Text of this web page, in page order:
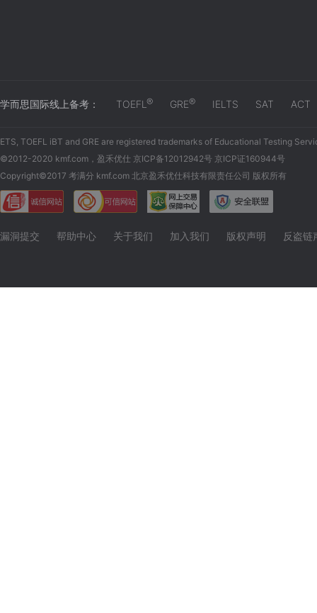
学而思国际线上备考： TOEFL ® GRE® IELTS SAT ACT
ETS, TOEFL iBT and GRE are registered trademarks of Educational Testing
©2012-2020 kmf.com，盈禾优仕 京ICP备12012942号 京ICP证160944号
Copyright©2017 考满分 kmf.com 北京盈禾优仕科技有限责任公司 版权所有
漏洞提交 帮助中心 关于我们 加入我们 版权声明 反盗链